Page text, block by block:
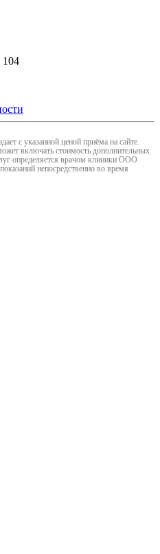
104
с указанной ценой приёма на сайте.
включать стоимость дополнительных
определяется врачом клиники ООО
непосредственно во время